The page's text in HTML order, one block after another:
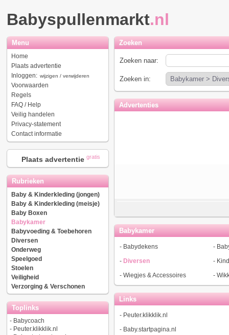
Babyspullenmarkt.nl
Menu
Home
Plaats advertentie
Inloggen: wijzigen / verwijderen
Voorwaarden
Regels
FAQ / Help
Veilig handelen
Privacy-statement
Contact informatie
Plaats advertentie gratis
Rubrieken
Baby & Kinderkleding (jongen)
Baby & Kinderkleding (meisje)
Baby Boxen
Babykamer
Babyvoeding & Toebehoren
Diversen
Onderweg
Speelgoed
Stoelen
Veiligheid
Verzorging & Verschonen
Toplinks
- Babycoach
- Peuter.klikklik.nl
Zoeken
Zoeken naar:
Zoeken in:
Advertenties
Babykamer
- Babydekens -
- Diversen -
- Wiegjes & Accessoires -
Links
- Peuter.klikklik.nl
- Baby.startpagina.nl